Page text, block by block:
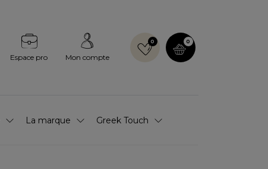
Espace pro Mon compte
0 0
La marque Greek Touch